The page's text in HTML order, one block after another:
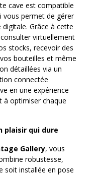
cave est compatible
vous permet de gérer
Grâce à cette
virtuellement
stocks, recevoir des
bouteilles et même
détaillées via un
connectée
en une expérience
à optimiser chaque
plaisir qui dure
Gallery, vous
robustesse,
soit installée en pose